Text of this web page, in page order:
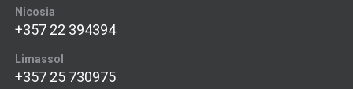
Nicosia
+357 22 394394
Limassol
+357 25 730975